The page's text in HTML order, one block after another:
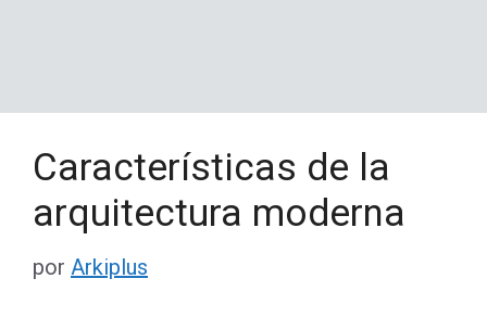
Características de la
arquitectura moderna
por Arkiplus